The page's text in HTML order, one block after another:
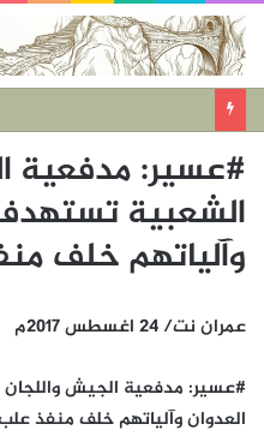
#عسير: مدفعية
الشعبية
وآلياتهم خلف
عمران نت/ 24 اغسطس 2017م
#عسير: مدفعية الجيش
العدوان وآلياتهم خلف منفذ